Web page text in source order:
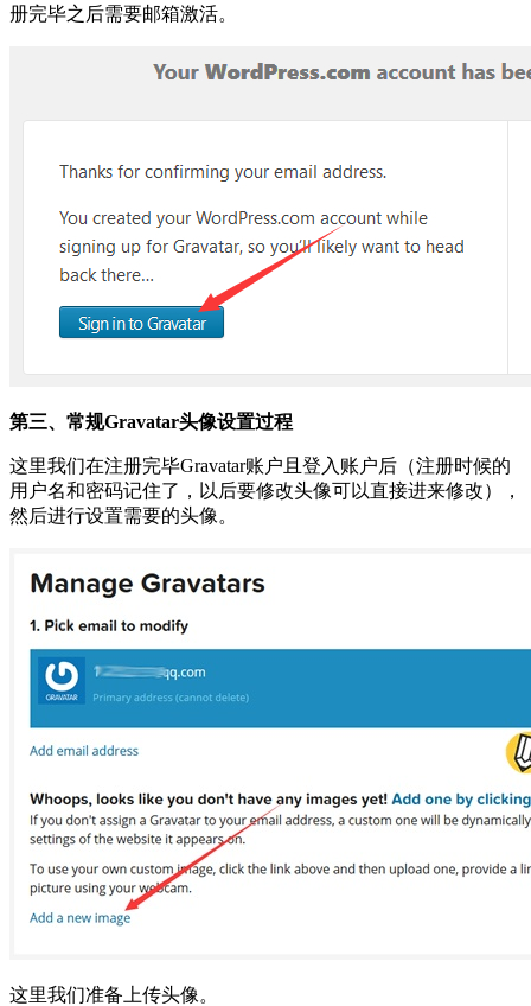
册完毕之后需要邮箱激活。
第三、常规Gravatar头像设置过程
这里我们在注册完毕Gravatar账户且登入账户后（注册时候的
用户名和密码记住了，以后要修改头像可以直接进来修改），
然后进行设置需要的头像。
这里我们准备上传头像。